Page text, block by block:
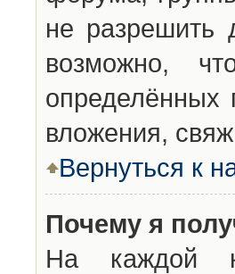
не разрешить
возможно,
определённых
вложения,
Вернуться к
Почему я
На каждой